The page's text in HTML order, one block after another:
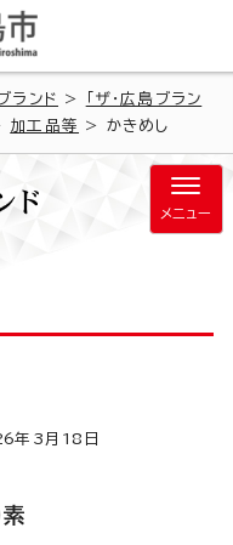
ランド >
「ザ・広島ブラン
加工品等 > かきめし
メニュー
年3月 18 日